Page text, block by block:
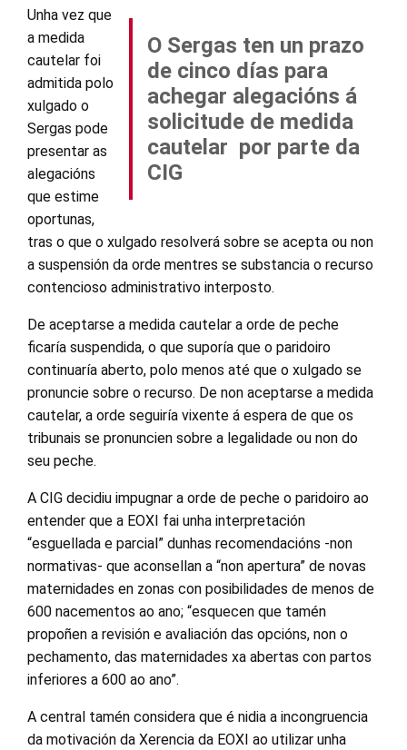
O Sergas ten un prazo
de cinco días para
achegar alegacións á
solicitude de medida
cautelar por parte da
CIG
Unha vez que
a medida
cautelar foi
admitida polo
xulgado o
Sergas pode
presentar as
alegacións
que estime
oportunas,
tras o que o xulgado resolverá sobre se acepta ou non
a suspensión da orde mentres se substancia o recurso
contencioso administrativo interposto.
De aceptarse a medida cautelar a orde de peche
ficaría suspendida, o que suporía que o paridoiro
continuaría aberto, polo menos até que o xulgado se
pronuncie sobre o recurso. De non aceptarse a medida
cautelar, a orde seguiría vixente á espera de que os
tribunais se pronuncien sobre a legalidade ou non do
seu peche.
A CIG decidiu impugnar a orde de peche o paridoiro ao
entender que a EOXI fai unha interpretación
“esguellada e parcial” dunhas recomendacións -non
normativas- que aconsellan a “non apertura” de novas
maternidades en zonas con posibilidades de menos de
600 nacementos ao ano; “esquecen que tamén
propoñen a revisión e avaliación das opcións, non o
pechamento, das maternidades xa abertas con partos
inferiores a 600 ao ano”.
A central tamén considera que é nidia a incongruencia
da motivación da Xerencia da EOXI ao utilizar unha